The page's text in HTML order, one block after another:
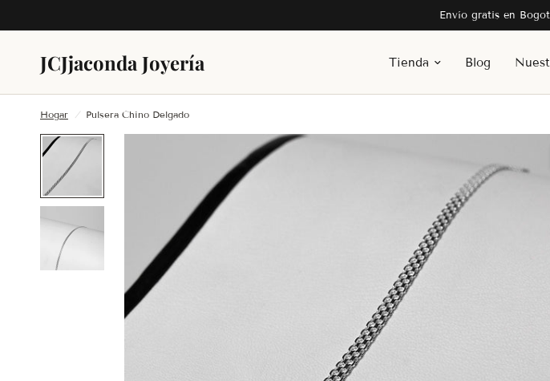
Envío gratis en
JCJjaconda Joyería Tienda Blog
Hogar / Pulsera Chino Delgado